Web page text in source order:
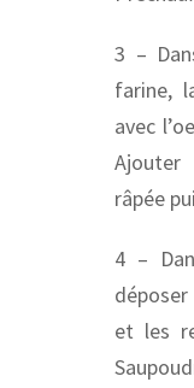
3 –
farine,
avec
râpée
4 –
et les